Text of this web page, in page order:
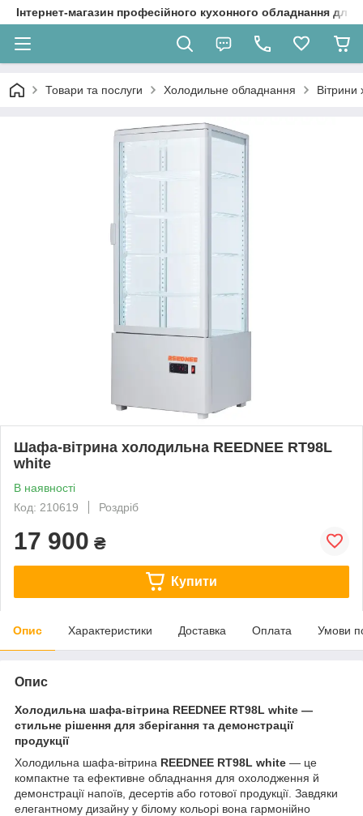
Інтернет-магазин професійного кухонного обладнання
Товари та послуги Холодильне обладнання Вітрини
Шафа-вітрина холодильна REEDNEE RT98L
white
В наявності
Код: 210619
Роздріб
17 900 ₴
Купити
Опис Характеристики Доставка Оплата Умови
Опис
Холодильна шафа-вітрина REEDNEE RT98L white —
стильне рішення для зберігання та демонстрації
продукції
Холодильна шафа-вітрина REEDNEE RT98L white — це
компактне та ефективне обладнання для охолодження й
демонстрації напоїв, десертів або готової продукції. Завдяки
елегантному дизайну у білому кольорі вона гармонійно